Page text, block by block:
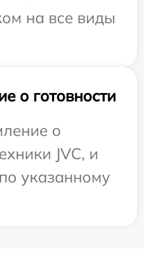
на все виды
о готовности
о
JVC, и
указанному